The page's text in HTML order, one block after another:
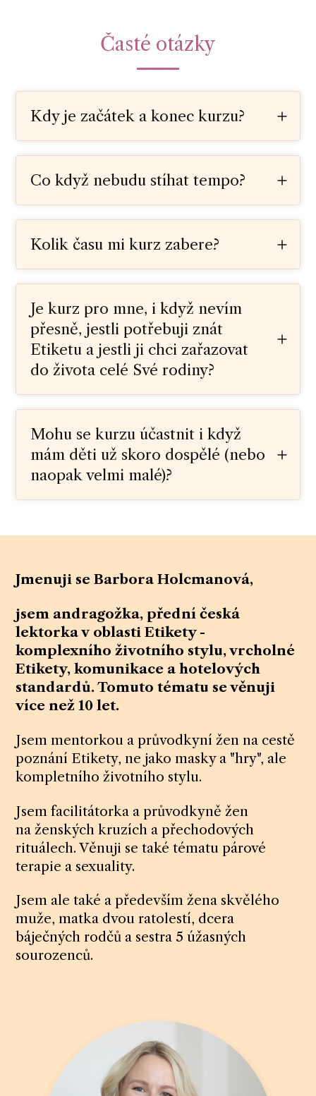
Časté otázky
Kdy je začátek a konec kurzu?
Co když nebudu stíhat tempo?
Kolik času mi kurz zabere?
Je kurz pro mne, i když nevím
přesně, jestli potřebuji znát
Etiketu a jestli ji chci zařazovat
do života celé Své rodiny?
Mohu se kurzu účastnit i když
mám děti už skoro dospělé (nebo
naopak velmi malé)?
Jmenuji se Barbora Holcmanová,
jsem andragožka, přední česká
lektorka v oblasti Etikety -
komplexního životního stylu, vrcholné
Etikety, komunikace a hotelových
standardů. Tomuto tématu se věnuji
více než 10 let.
Jsem mentorkou a průvodkyní žen na cestě
poznání Etikety, ne jako masky a "hry", ale
kompletního životního stylu.
Jsem facilitátorka a průvodkyně žen
na ženských kruzích a přechodových
rituálech. Věnuji se také tématu párové
terapie a sexuality.
Jsem ale také a především žena skvělého
muže, matka dvou ratolestí, dcera
báječných rodčů a sestra 5 úžasných
sourozenců.